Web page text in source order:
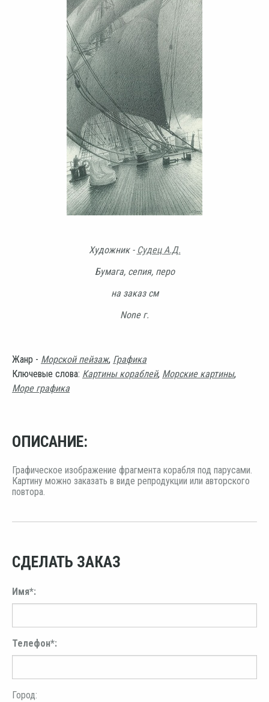
Художник - Судец А.Д.
Бумага, сепия, перо
на заказ см
None г.
Жанр - Морской пейзаж, Графика
Ключевые слова: Картины кораблей, Морские картины,
Море графика
ОПИСАНИЕ:
Графическое изображение фрагмента корабля под парусами.
Картину можно заказать в виде репродукции или авторского
повтора.
СДЕЛАТЬ ЗАКАЗ
Имя*:
Телефон*:
Город: